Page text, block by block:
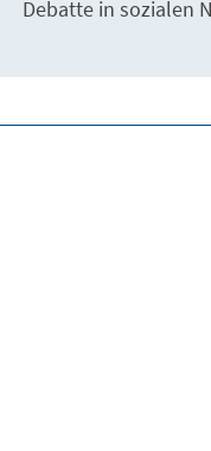
Debatte in sozialen